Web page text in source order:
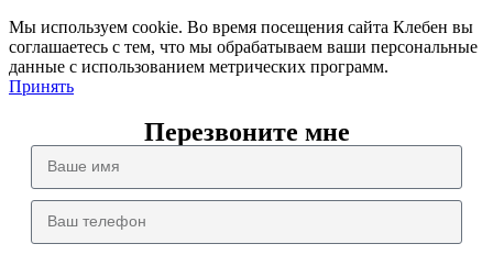
Мы используем cookie. Во время посещения сайта Клебен вы
соглашаетесь с тем, что мы обрабатываем ваши персональные
данные с использованием метрических программ.
Принять
Перезвоните мне